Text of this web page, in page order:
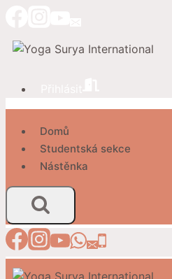
obsah
Domů
Studentská sekce
Nástěnka